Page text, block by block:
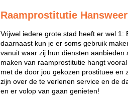
Raamprostitutie
Vrijwel iedere grote stad heeft er wel
daarnaast kun je er soms gebruik
vanuit waar zij hun diensten
maken van raamprostitutie hangt
met de door jou gekozen prostituee en
zijn over de te verlenen service en de
en er volop van gaan genieten!